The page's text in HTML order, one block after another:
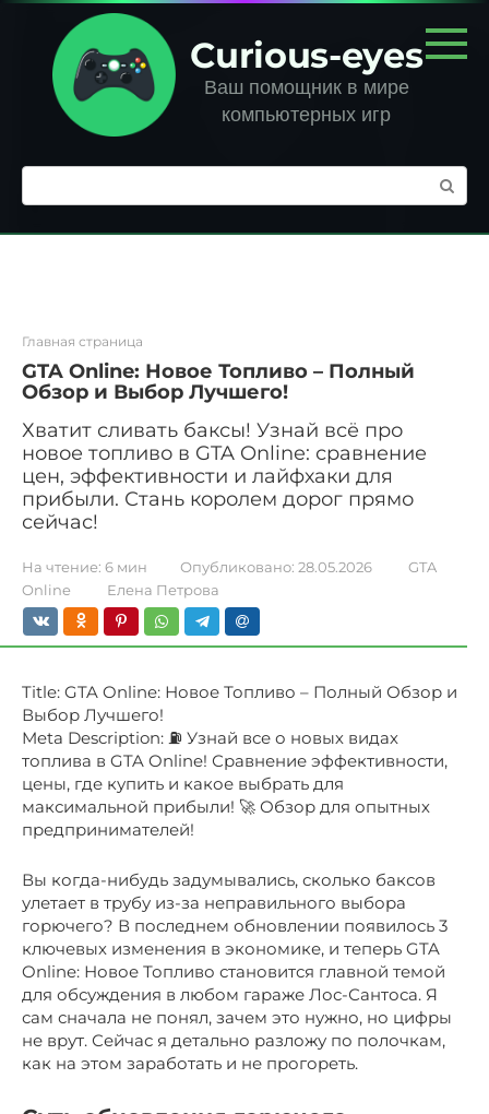
Перейти
контенту
Curious-eyes
Ваш помощник в мире
компьютерных игр
Поиск:
Главная страница
GTA Online: Новое Топливо – Полный
Обзор и Выбор Лучшего!
Хватит сливать баксы! Узнай всё про
новое топливо в GTA Online: сравнение
цен, эффективности и лайфхаки для
прибыли. Стань королем дорог прямо
сейчас!
На чтение: 6 мин Опубликовано: 28.05.2026
GTA
Online
Елена Петрова
Title: GTA Online: Новое Топливо – Полный Обзор и
Выбор Лучшего!
Meta Description: ⛽️ Узнай все о новых видах
топлива в GTA Online! Сравнение эффективности,
цены, где купить и какое выбрать для
максимальной прибыли! 🚀 Обзор для опытных
предпринимателей!
Вы когда-нибудь задумывались, сколько баксов
улетает в трубу из-за неправильного выбора
горючего? В последнем обновлении появилось 3
ключевых изменения в экономике, и теперь GTA
Online: Новое Топливо становится главной темой
для обсуждения в любом гараже Лос-Сантоса. Я
сам сначала не понял, зачем это нужно, но цифры
не врут. Сейчас я детально разложу по полочкам,
как на этом заработать и не прогореть.